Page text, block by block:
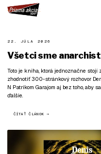
22. JÚLA 2026
Všetci sme
Toto je kniha, ktorá jednoznačne stojí
zhodnotiť 300-stránkový rozhovor
N Patrikom Garajom aj bez toho, aby
ďalšie.
ČÍTAŤ ČLÁNOK →